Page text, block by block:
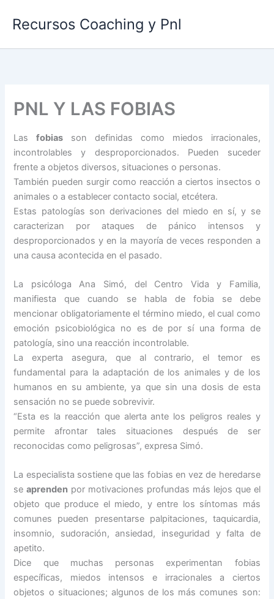
Recursos Coaching y Pnl
PNL Y LAS FOBIAS
Lasfobias son definidas como miedos irracionales,
incontrolables y desproporcionados. Pueden suceder
frente a objetos diversos, situaciones o personas.
También pueden surgir como reacción a ciertos insectos o
animales o a establecer contacto social, etcétera.
Estas patologías son derivaciones del miedo en sí, y se
caracterizan por ataques de pánico intensos y
desproporcionados y en la mayoría de veces responden a
una causa acontecida en el pasado.
La psicóloga Ana Simó, del Centro Vida y Familia,
manifiesta que cuando se habla de fobia se debe
mencionar obligatoriamente el término miedo, el cual como
emoción psicobiológica no es de por sí una forma de
patología, sino una reacción incontrolable.
La experta asegura, que al contrario, el temor es
fundamental para la adaptación de los animales y de los
humanos en su ambiente, ya que sin una dosis de esta
sensación no se puede sobrevivir.
“Esta es la reacción que alerta ante los peligros reales y
permite afrontar tales situaciones después de ser
reconocidas como peligrosas”, expresa Simó.
La especialista sostiene que las fobias en vez de heredarse
seaprenden por motivaciones profundas más lejos que el
objeto que produce el miedo, y entre los síntomas más
comunes pueden presentarse palpitaciones, taquicardia,
insomnio, sudoración, ansiedad, inseguridad y falta de
apetito.
Dice que muchas personas experimentan fobias
específicas, miedos intensos e irracionales a ciertos
objetos o situaciones; algunos de los más comunes son: